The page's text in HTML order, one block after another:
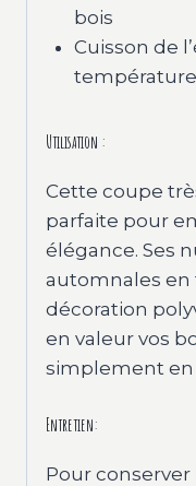
bois
Cuisson de
Utilisation :
Cette coupe
parfaite pour
élégance. Ses
automnales
décoration
en valeur vos
simplement en
Entretien:
Pour conserver